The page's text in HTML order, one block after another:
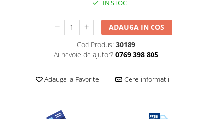
IN STOC
ADAUGA IN COS
Cod Produs: 30189
Ai nevoie de ajutor? 0769 398 805
Adauga la Favorite Cere informatii